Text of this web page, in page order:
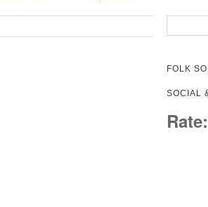
FOLK
SOCIAL
Rate: